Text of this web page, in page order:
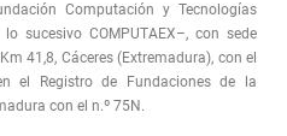
Computación y Tecnologías
sucesivo COMPUTAEX–, con sede
41,8, Cáceres (Extremadura), con el
el Registro de Fundaciones de la
con el n.º 75N.